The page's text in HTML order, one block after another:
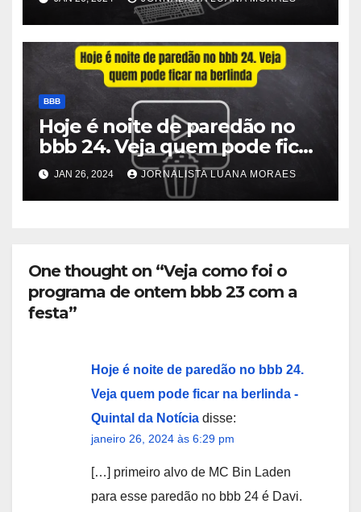
BBB
Hoje é noite de paredão no
bbb 24. Veja quem pode ficar
na berlinda
JAN 26, 2024 JORNALISTA LUANA MORAES
One thought on “Veja como foi o
programa de ontem bbb 23 com a
festa”
Hoje é noite de paredão no bbb 24.
Veja quem pode ficar na berlinda -
Quintal da Notícia disse:
janeiro 26, 2024 às 6:29 pm
[…] primeiro alvo de MC Bin Laden
para esse paredão no bbb 24 é Davi.